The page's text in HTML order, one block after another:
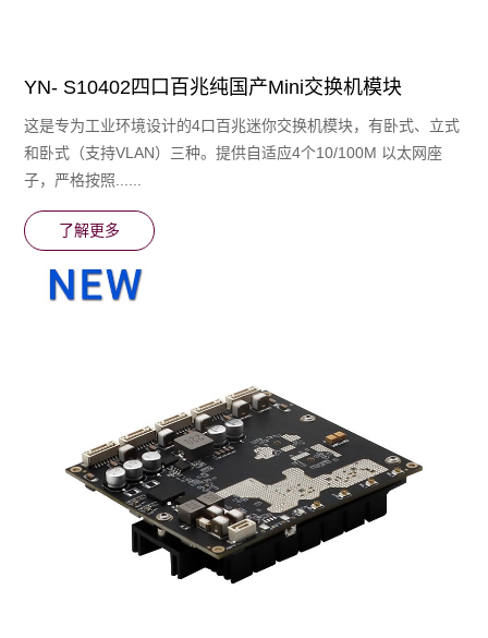
YN- S10402四口百兆纯国产Mini交换机模块
这是专为⼯业环境设计的4口百兆迷你交换机模块，有卧式、立式
和卧式（支持VLAN）三种。提供⾃适应4个10/100M 以太网座
子，严格按照......
了解更多